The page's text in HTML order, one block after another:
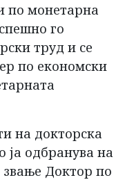
по монетарна
го
труд и се
по економски
на докторска
ја одбранува на
звање Доктор по